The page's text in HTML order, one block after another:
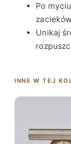
Po
Unikaj
INNE W TEJ